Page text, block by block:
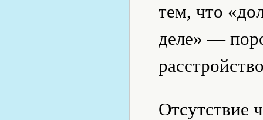
тем, что
деле» —
Отсутствие